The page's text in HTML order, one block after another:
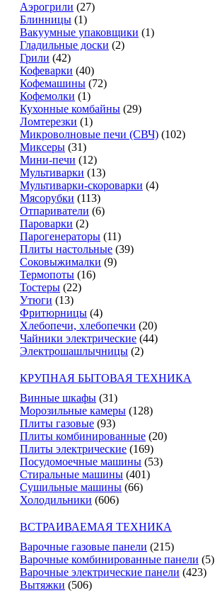
Аэрогрили (27)
Блинницы (1)
Вакуумные упаковщики (1)
Гладильные доски (2)
Грили (42)
Кофеварки (40)
Кофемашины (72)
Кофемолки (1)
Кухонные комбайны (29)
Ломтерезки (1)
Микроволновые печи (СВЧ) (102)
Миксеры (31)
Мини-печи (12)
Мультиварки (13)
Мультиварки-скороварки (4)
Мясорубки (113)
Отпариватели (6)
Пароварки (2)
Парогенераторы (11)
Плиты настольные (39)
Соковыжималки (9)
Термопоты (16)
Тостеры (22)
Утюги (13)
Фритюрницы (4)
Хлебопечи, хлебопечки (20)
Чайники электрические (44)
Электрошашлычницы (2)
КРУПНАЯ БЫТОВАЯ ТЕХНИКА
Винные шкафы (31)
Морозильные камеры (128)
Плиты газовые (93)
Плиты комбинированные (20)
Плиты электрические (169)
Посудомоечные машины (53)
Стиральные машины (401)
Сушильные машины (66)
Холодильники (606)
ВСТРАИВАЕМАЯ ТЕХНИКА
Варочные газовые панели (215)
Варочные комбинированные панели (5)
Варочные электрические панели (423)
Вытяжки (506)